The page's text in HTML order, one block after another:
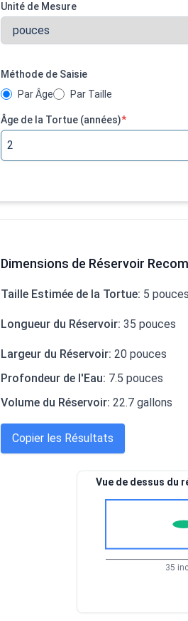
Unité de Mesure
Méthode de Saisie
Par Âge
Par Taille
Âge de la Tortue (années)*
Dimensions de Réservoir
Taille Estimée de la Tortue: 5 pouces
Longueur du Réservoir: 35 pouces
Largeur du Réservoir: 20 pouces
Profondeur de l'Eau: 7.5 pouces
Volume du Réservoir: 22.7 gallons
Copier les Résultats
35
Vue de dessus du